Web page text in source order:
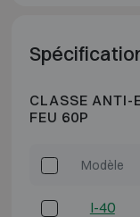
CLASSE ANTI-
FEU 60P
Modèle
I-40